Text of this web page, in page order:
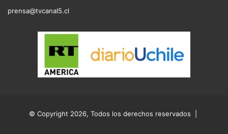
prensa@tvcanal5.cl
© Copyright 2026, Todos los derechos reservados |